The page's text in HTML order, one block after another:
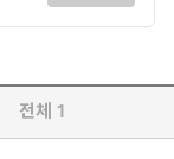
전체 1